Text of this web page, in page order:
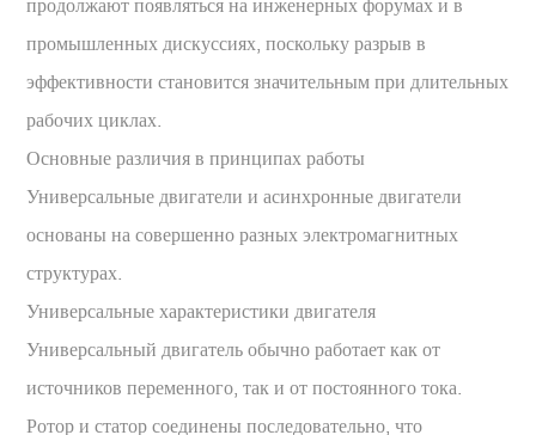
продолжают появляться на инженерных форумах и в
промышленных дискуссиях, поскольку разрыв в
эффективности становится значительным при длительных
рабочих циклах.
Основные различия в принципах работы
Универсальные двигатели и асинхронные двигатели
основаны на совершенно разных электромагнитных
структурах.
Универсальные характеристики двигателя
Универсальный двигатель обычно работает как от
источников переменного, так и от постоянного тока.
Ротор и статор соединены последовательно, что